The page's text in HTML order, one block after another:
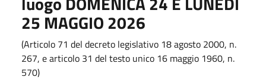
25 MAGGIO 2026
(Articolo 71 del decreto legislativo 18 agosto 2000, n.
267, e articolo 31 del testo unico 16 maggio 1960, n.
570)